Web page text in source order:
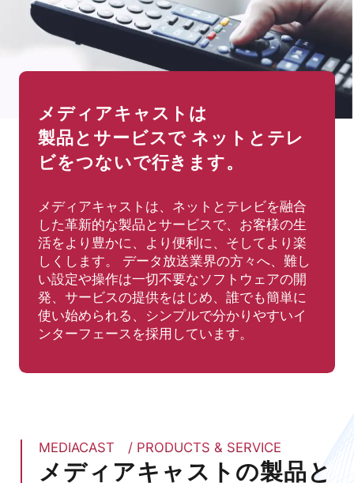
メディアキャストは
製品とサービスで ネットとテレ
ビをつないで行きます。
メディアキャストは、ネットとテレビを融合
した革新的な製品とサービスで、お客様の生
活をより豊かに、より便利に、そしてより楽
しくします。 データ放送業界の方々へ、難し
い設定や操作は一切不要なソフトウェアの開
発、サービスの提供をはじめ、誰でも簡単に
使い始められる、シンプルで分かりやすいイ
ンターフェースを採用しています。
MEDIACAST / PRODUCTS & SERVICE
メディアキャストの製品と